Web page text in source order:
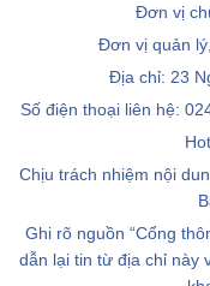
Đơn vị
Đơn vị quản
Địa chỉ: 23
Số điện thoại liên hệ:
Chịu trách nhiệm nội
Ghi rõ nguồn “Cổng
dẫn lại tin từ địa chỉ này